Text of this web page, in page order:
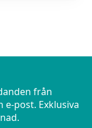
från
post. Exklusiva